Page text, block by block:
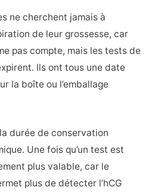
ne cherchent jamais à
de leur grossesse, car
pas compte, mais les tests de
Ils ont tous une date
la boîte ou l’emballage
durée de conservation
Une fois qu’un test est
plus valable, car le
plus de détecter l’hCG